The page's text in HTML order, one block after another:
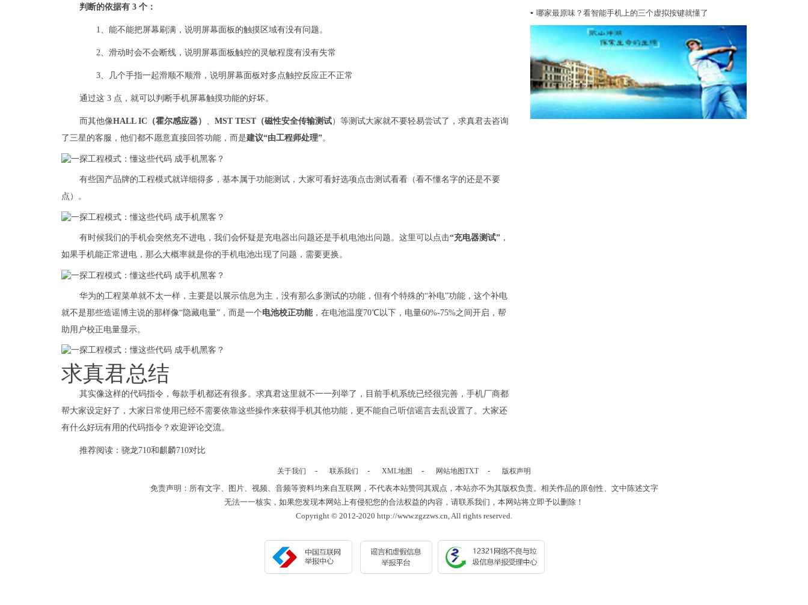
判断的依据有 3 个：
1、能不能把屏幕刷满，说明屏幕面板的触摸区域有没有问题。
2、滑动时会不会断线，说明屏幕面板触控的灵敏程度有没有失常
3、几个手指一起滑顺不顺滑，说明屏幕面板对多点触控反应正不正常
通过这 3 点，就可以判断手机屏幕触摸功能的好坏。
而其他像HALL IC（霍尔感应器） 、 MST TEST（磁性安全传输测试）等测试大家就不要轻易尝试了，求真君去咨询
了三星的客服，他们都不愿意直接回答功能，而是建议“由工程师处理”。
有些国产品牌的工程模式就详细得多，基本属于功能测试，大家可看好选项点击测试看看（看不懂名字的还是不要
点）。
有时候我们的手机会突然充不进电，我们会怀疑是充电器出问题还是手机电池出问题。这里可以点击“充电器测试” ，
如果手机能正常进电，那么大概率就是你的手机电池出现了问题，需要更换。
华为的工程菜单就不太一样，主要是以展示信息为主，没有那么多测试的功能，但有个特殊的“补电”功能，这个补电
就不是那些造谣博主说的那样像“隐藏电量”，而是一个电池校正功能，在电池温度70℃以下，电量60%-75%之间开启，帮
助用户校正电量显示。
求真君总结
其实像这样的代码指令，每款手机都还有很多。求真君这里就不一一列举了，目前手机系统已经很完善，手机厂商都
帮大家设定好了，大家日常使用已经不需要依靠这些操作来获得手机其他功能，更不能自己听信谣言去乱设置了。大家还
有什么好玩有用的代码指令？欢迎评论交流。
推荐阅读： 骁龙710和麒麟710对比
▪ 哪家最原味？看智能手机上的三个虚拟按键就懂了
关于我们 - 联系我们 - XML地图 - 网站地图TXT - 版权声明
免责声明：所有文字、图片、视频、音频等资料均来自互联网，不代表本站赞同其观点，本站亦不为其版权负责。相关作品的原创性、文中陈述文字
无法一一核实，如果您发现本网站上有侵犯您的合法权益的内容，请联系我们，本网站将立即予以删除！
Copyright © 2012-2020 http://www.zgzzws.cn, All rights reserved.